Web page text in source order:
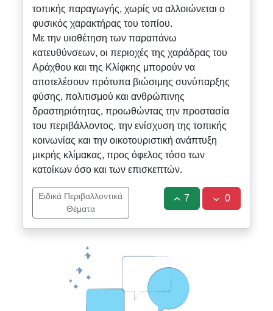
τοπικής παραγωγής, χωρίς να αλλοιώνεται ο
φυσικός χαρακτήρας του τοπίου.
Με την υιοθέτηση των παραπάνω
κατευθύνσεων, οι περιοχές της χαράδρας του
Αράχθου και της Κλίφκης μπορούν να
αποτελέσουν πρότυπα βιώσιμης συνύπαρξης
φύσης, πολιτισμού και ανθρώπινης
δραστηριότητας, προωθώντας την προστασία
του περιβάλλοντος, την ενίσχυση της τοπικής
κοινωνίας και την οικοτουριστική ανάπτυξη
μικρής κλίμακας, προς όφελος τόσο των
κατοίκων όσο και των επισκεπτών.
Ειδικά Περιβαλλοντικά
Θέματα
7 0